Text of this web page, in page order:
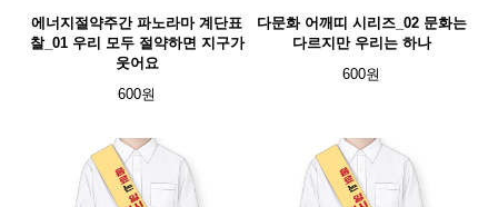
에너지절약주간 파노라마 계단표
찰_01 우리 모두 절약하면 지구가
웃어요
600원
다문화 어깨띠 시리즈_02 문화는
다르지만 우리는 하나
600원